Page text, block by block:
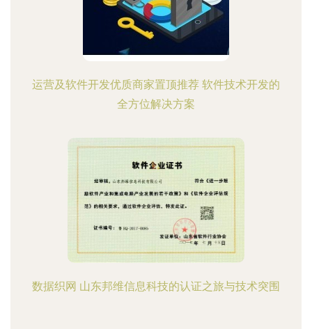
运营及软件开发优质商家置顶推荐 软件技术开发的
全方位解决方案
数据织网 山东邦维信息科技的认证之旅与技术突围